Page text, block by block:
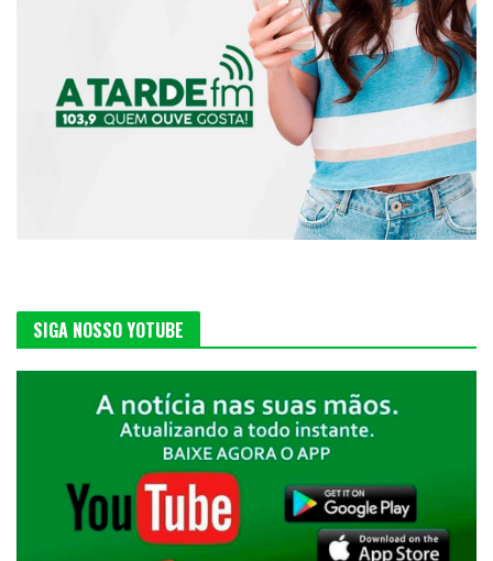
SIGA NOSSO YOTUBE